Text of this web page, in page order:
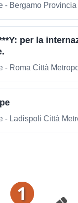
- Bergamo
per la
- Roma Città
- Ladispoli Città